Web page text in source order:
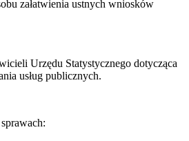
załatwienia ustnych wniosków
Urzędu Statystycznego dotycząca
usług publicznych.